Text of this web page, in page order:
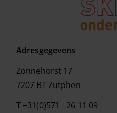
Adresgegevens
Zonnehorst 17
7207 BT Zutphen
T +31(0)571 - 26 11 09